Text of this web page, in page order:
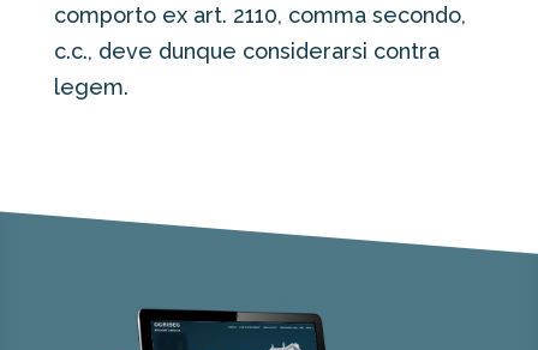
comporto ex art. 2110, comma secondo,
c.c., deve dunque considerarsi contra
legem.